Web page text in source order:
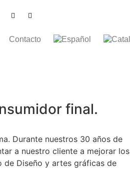
Contacto
final.
Durante nuestros 30 años de
a nuestro cliente a mejorar los
de Diseño y artes gráficas de